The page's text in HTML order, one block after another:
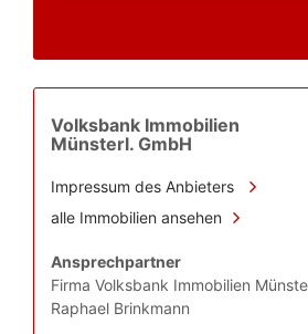
Volksbank Immobilien
Münsterl. GmbH
Impressum des Anbieters
alle Immobilien ansehen
Ansprechpartner
Firma Volksbank Immobilien
Raphael Brinkmann